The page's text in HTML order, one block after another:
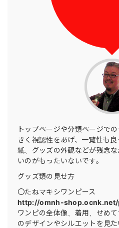
トップページや分類ページで
きく視認性をあげ、一覧性も
紙、グッズの外観などが残念
いのがもったいないです。
グッズ類の見せ方
〇たねマキシワンピース
http://omnh-
ワンピの全体像、着用、せめ
のデザインやシルエットを見